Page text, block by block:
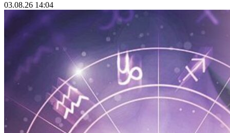
03.08.26 14:04